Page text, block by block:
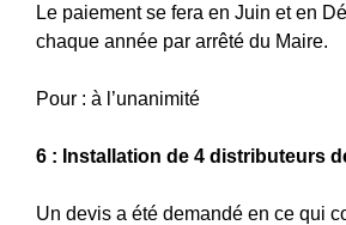
Le paiement se fera en Juin et en
chaque année par arrêté du Maire.
Pour : à l’unanimité
6 : Installation de 4 distributeurs
Un devis a été demandé en ce qui